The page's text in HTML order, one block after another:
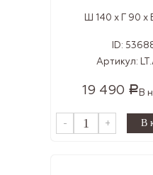
Ш 140 x Г 90 x
ID:
Артикул:
19 490 Р В
- +